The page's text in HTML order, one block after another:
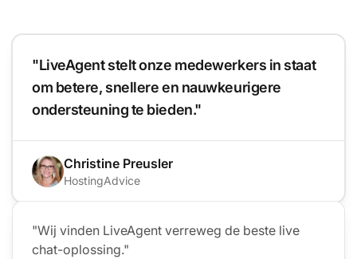
"LiveAgent stelt onze medewerkers in staat
om betere, snellere en nauwkeurigere
ondersteuning te bieden."
Christine Preusler
HostingAdvice
"Wij vinden LiveAgent verreweg de beste live
chat-oplossing."